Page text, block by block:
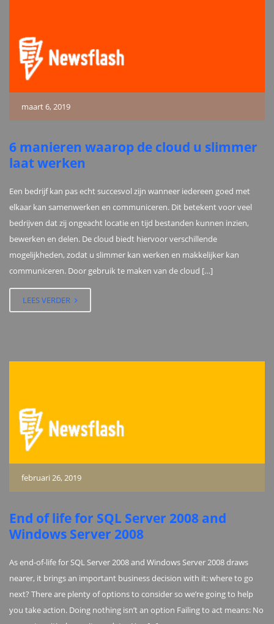
maart 6, 2019
6 manieren waarop de cloud u slimmer
laat werken
Een bedrijf kan pas echt succesvol zijn wanneer iedereen goed met
elkaar kan samenwerken en communiceren. Dit betekent voor veel
bedrijven dat zij ongeacht locatie en tijd bestanden kunnen inzien,
bewerken en delen. De cloud biedt hiervoor verschillende
mogelijkheden, zodat u slimmer kan werken en makkelijker kan
communiceren. Door gebruik te maken van de cloud […]
LEES VERDER
februari 26, 2019
End of life for SQL Server 2008 and
Windows Server 2008
As end-of-life for SQL Server 2008 and Windows Server 2008 draws
nearer, it brings an important business decision with it: where to go
next? There are plenty of options to consider so we’re going to help
you take action. Doing nothing isn’t an option Failing to act means: No